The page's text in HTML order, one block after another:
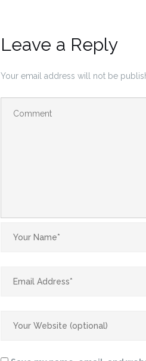
Leave a Reply
Your email address will not be